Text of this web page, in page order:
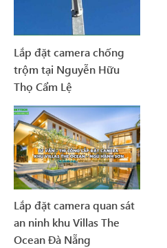
Lắp đặt camera chống
trộm tại Nguyễn Hữu
Thọ Cẩm Lệ
Lắp đặt camera quan sát
an ninh khu Villas The
Ocean Đà Nẵng